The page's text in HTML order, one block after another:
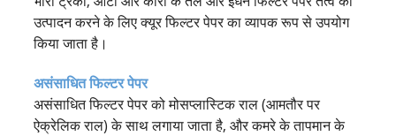
उत्पादन करने के लिए क्यूर फिल्टर पेपर का व्यापक रूप से उपयोग
किया जाता है।
असंसाधित फिल्टर पेपर
असंसाधित फिल्टर पेपर को मोसप्लास्टिक राल (आमतौर पर
ऐक्रेलिक राल) के साथ लगाया जाता है, और कमरे के तापमान के